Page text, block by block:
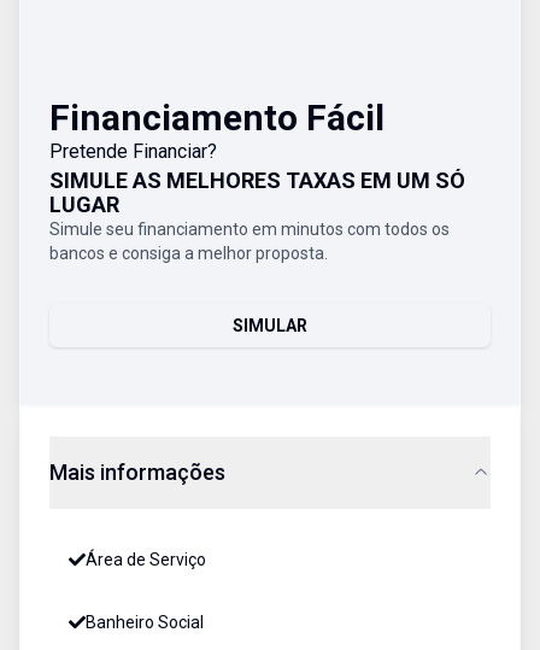
Financiamento Fácil
Pretende Financiar?
SIMULE AS MELHORES TAXAS EM UM SÓ
LUGAR
Simule seu financiamento em minutos com todos os
bancos e consiga a melhor proposta.
SIMULAR
Mais informações
Área de Serviço
Banheiro Social